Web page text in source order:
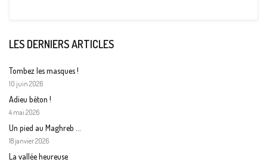
LES DERNIERS ARTICLES
Tombez les masques !
10 juin 2026
Adieu béton !
4 mai 2026
Un pied au Maghreb …
18 janvier 2026
La vallée heureuse